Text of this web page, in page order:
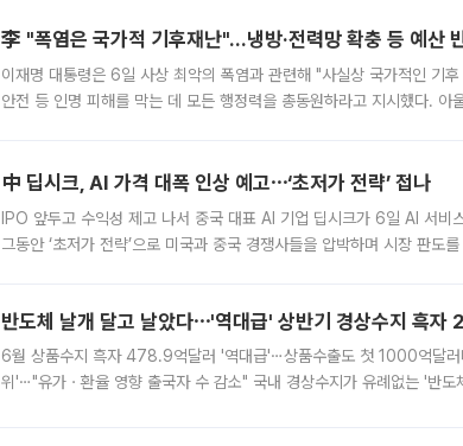
李 "폭염은 국가적 기후재난"…냉방·전력망 확충 등 예산
이재명 대통령은 6일 사상 최악의 폭염과 관련해 "사실상 국가적인 기
안전 등 인명 피해를 막는 데 모든 행정력을 총동원하라고 지시했다. 아
中 딥시크, AI 가격 대폭 인상 예고⋯‘초저가 전략’ 접나
IPO 앞두고 수익성 제고 나서 중국 대표 AI 기업 딥시크가 6일 AI 서비
그동안 ‘초저가 전략’으로 미국과 중국 경쟁사들을 압박하며 시장 판도
반도체 날개 달고 날았다⋯'역대급' 상반기 경상수지 흑
6월 상품수지 흑자 478.9억달러 '역대급'⋯상품수출도 첫 1000억달러
위'⋯"유가ㆍ환율 영향 출국자 수 감소" 국내 경상수지가 유례없는 '반도